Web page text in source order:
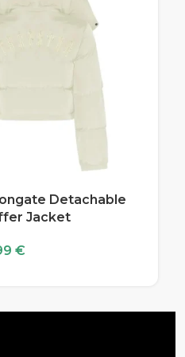
Detachable
Jacket
€